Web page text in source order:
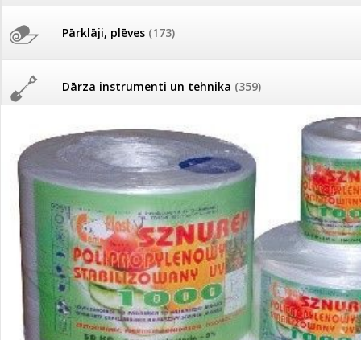
Pārklāji, plēves (173)
Dārza instrumenti un tehnika (359)
Deratizācija, dezinsekcija(95)
Dezinfekcija, tīrīšana, mazgāšana
Dažādi(75)
Palīglīdzekļi augu audzēšanai(72)
Tomātu sēklu katalogs
Tagad Vitrol GB arī 20kg
Tomātu diena 21.augustā
Ievešanas atļaujas 2025
Visas datu drošības lapas (DDL)
vienuviet
Klientu Diena